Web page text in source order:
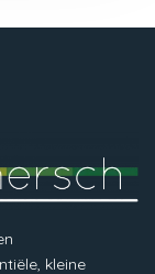
kleine